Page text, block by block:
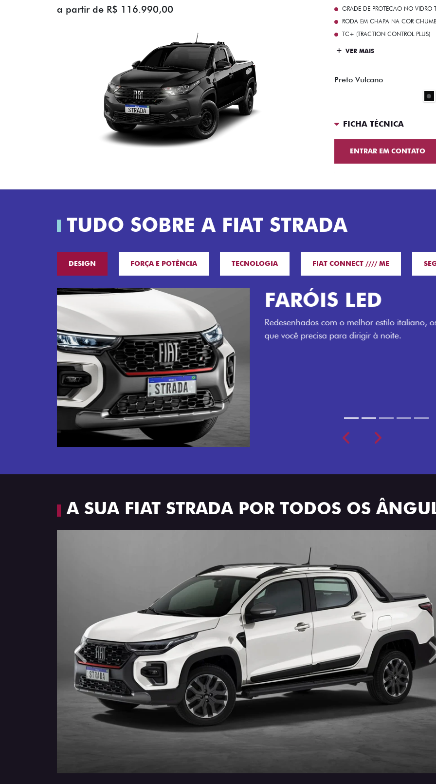
a partir de R$ 116.990,00
GRADE DE PROTECAO NO VIDRO
RODA EM CHAPA NA COR
TC+ (TRACTION CONTROL PLUS)
VER MAIS
Preto Vulcano
FICHA TÉCNICA
ENTRAR EM CONTATO
TUDO SOBRE A FIAT STRADA
DESIGN FORÇA E POTÊNCIA TECNOLOGIA FIAT CONNECT //// ME
O
LUGARES
Próximo
Espaço e conforto
PreviousNext
A SUA FIAT STRADA POR TODOS OS
Anterior